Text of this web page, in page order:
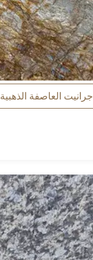
جرانيت العاصفة الذهبية